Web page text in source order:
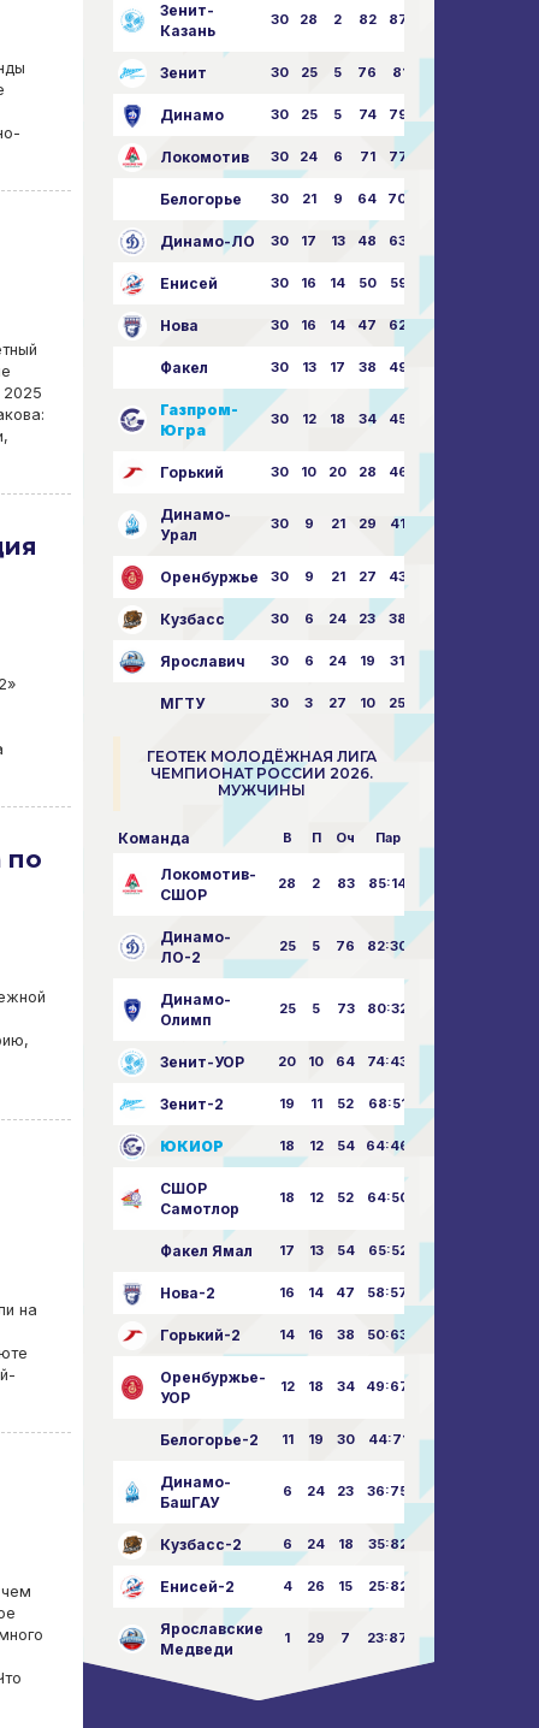
2025
на
Зенит-
Казань
30 28 2 82 87:24
Зенит 30 25 5 76 81:21
Динамо 30 25 5 74 79:26
Локомотив 30 24 6 71 77:33
Белогорье 30 21 9 64 70:40
Динамо-ЛО 30 17 13 48 63:57
Енисей 30 16 14 50 59:53
Нова 30 16 14 47 62:58
Факел 30 13 17 38 49:62
Газпром-
Югра
30 12 18 34 45:63
Горький 30 10 20 28 46:73
Динамо-
Урал
30 9 21 29 41:70
Оренбуржье 30 9 21 27 43:73
Кузбасс 30 6 24 23 38:76
Ярославич 30 6 24 19 31:80
МГТУ 30 3 27 10 25:87
ГЕОТЕК МОЛОДЁЖНАЯ ЛИГА
ЧЕМПИОНАТ РОССИИ 2026.
МУЖЧИНЫ
Команда В П Оч Пар
Локомотив-
СШОР
28 2 83 85:14
Динамо-
ЛО-2
25 5 76 82:30
Динамо-
Олимп
25 5 73 80:32
Зенит-УОР 20 10 64 74:43
Зенит-2 19 11 52 68:51
ЮКИОР 18 12 54 64:46
СШОР
Самотлор
18 12 52 64:50
Факел Ямал 17 13 54 65:52
Нова-2 16 14 47 58:57
Горький-2 14 16 38 50:63
Оренбуржье-
УОР
12 18 34 49:67
Белогорье-2 11 19 30 44:71
Динамо-
БашГАУ
6 24 23 36:75
Кузбасс-2 6 24 18 35:82
Енисей-2 4 26 15 25:82
Ярославские
Медведи
1 29 7 23:87